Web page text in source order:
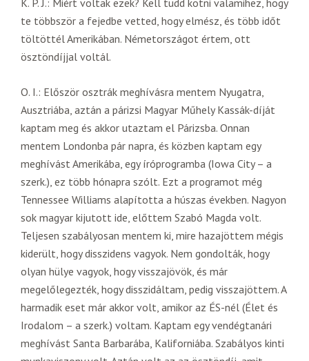
K. P. J.: Miért voltak ezek? Kell tudd kötni valamihez, hogy
te többször a fejedbe vetted, hogy elmész, és több időt
töltöttél Amerikában. Németországot értem, ott
ösztöndíjjal voltál.
O. I.: Először osztrák meghívásra mentem Nyugatra,
Ausztriába, aztán a párizsi Magyar Műhely Kassák-díját
kaptam meg és akkor utaztam el Párizsba. Onnan
mentem Londonba pár napra, és közben kaptam egy
meghívást Amerikába, egy íróprogramba (Iowa City – a
szerk.), ez több hónapra szólt. Ezt a programot még
Tennessee Williams alapította a húszas években. Nagyon
sok magyar kijutott ide, előttem Szabó Magda volt.
Teljesen szabályosan mentem ki, mire hazajöttem mégis
kiderült, hogy disszidens vagyok. Nem gondolták, hogy
olyan hülye vagyok, hogy visszajövök, és már
megelőlegezték, hogy disszidáltam, pedig visszajöttem. A
harmadik eset már akkor volt, amikor az ÉS-nél (Élet és
Irodalom – a szerk.) voltam. Kaptam egy vendégtanári
meghívást Santa Barbarába, Kaliforniába. Szabályos kinti